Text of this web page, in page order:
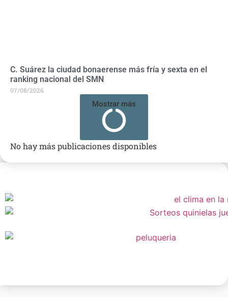
C. Suárez la ciudad bonaerense más fría y sexta en el
ranking nacional del SMN
07/08/2026
Mostrar más
No hay más publicaciones disponibles